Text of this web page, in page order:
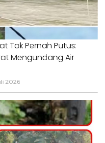
Tak Pernah Putus:
Mengundang Air
2026